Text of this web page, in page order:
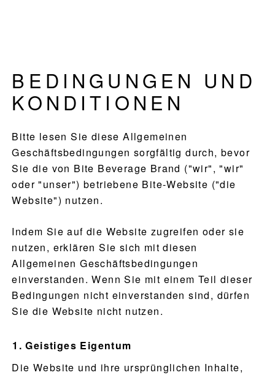
BEDINGUNGEN UND
KONDITIONEN
Bitte lesen Sie diese Allgemeinen
Geschäftsbedingungen sorgfältig durch, bevor
Sie die von Bite Beverage Brand ("wir", "wir"
oder "unser") betriebene Bite-Website ("die
Website") nutzen.
Indem Sie auf die Website zugreifen oder sie
nutzen, erklären Sie sich mit diesen
Allgemeinen Geschäftsbedingungen
einverstanden. Wenn Sie mit einem Teil dieser
Bedingungen nicht einverstanden sind, dürfen
Sie die Website nicht nutzen.
Geistiges Eigentum
Die Website und ihre ursprünglichen Inhalte,